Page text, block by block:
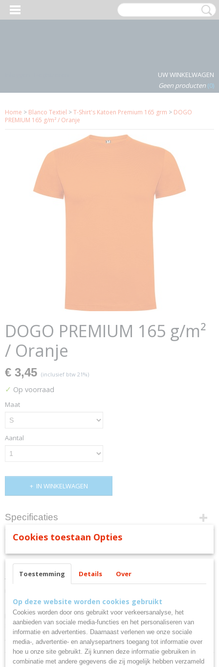
UW WINKELWAGEN
Geen producten (0)
Home > Blanco Textiel >T-Shirt's Katoen Premium 165 grm > DOGO
PREMIUM 165 g/m² / Oranje
DOGO PREMIUM 165 g/m²
/ Oranje
€ 3,45 (inclusief btw 21%)
✓ Op voorraad
Maat
Aantal
IN WINKELWAGEN
Specificaties
Productcode
EAN code
8434344038757
Omschrijving
DOGO PREMIUM
T-shirt met korte mouwen. Ronde kraag met 4 lagen en versterkte
Material: 100% katoen, single jersey, 165 g/m². Kleur heather grijs 58:
85% katoen/ 15% viscose.
*Verwijderbaar label.
Cookies toestaan Opties
Toestemming Details Over
Op deze website worden cookies gebruikt
Cookies worden door ons gebruikt voor verkeersanalyse, het
aanbieden van sociale media-functies en het personaliseren van
informatie en advertenties. Daarnaast verlenen we onze sociale
media-, advertentie- en analysepartners toegang tot informatie over
hoe u onze site gebruikt. Zij kunnen deze informatie gebruiken in
combinatie met andere gegevens die zij mogelijk hebben verzameld